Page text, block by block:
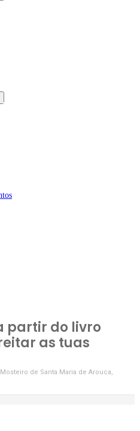
do
partir do livro
as tuas
de Santa Maria de Arouca,